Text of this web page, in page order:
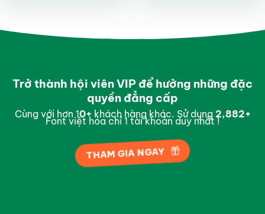
Trở thành hội viên VIP để hưởng những đặc
quyền đẳng cấp
Cùng với hơn 10+ khách hàng khác. Sử dụng 2,994+
Font việt hóa chỉ 1 tài khoản duy nhất !
THAM GIA NGAY